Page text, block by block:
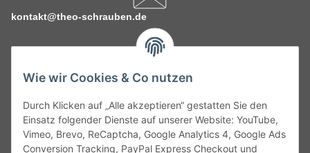
Wie wir Cookies & Co nutzen
Durch Klicken auf „Alle akzeptieren“ gestatten Sie den
Einsatz folgender Dienste auf unserer Website: YouTube,
Vimeo, Brevo, ReCaptcha, Google Analytics 4, Google Ads
Conversion Tracking, PayPal Express Checkout und
kontakt@theo-schrauben.de
Service